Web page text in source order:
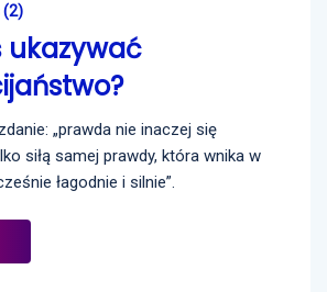
(2)
ukazywać
„prawda nie inaczej się
siłą samej prawdy, która wnika w
łagodnie i silnie”.